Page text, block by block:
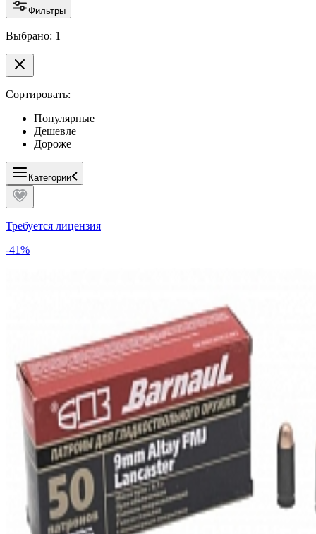
Фильтры
Выбрано: 1
Сортировать:
Популярные
Дешевле
Дороже
Категории
Требуется лицензия
-41%